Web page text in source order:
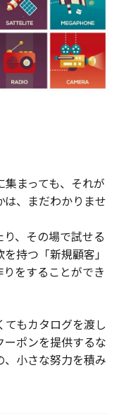
まっても、それが
、まだわかりませ
、その場で試せる
持つ「新規顧客」
をすることができ
もカタログを渡し
ーポンを提供するな
、小さな努力を積み